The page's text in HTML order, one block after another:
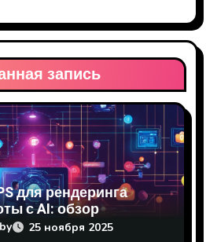
запись
для рендеринга
с AI: обзор
25 ноября 2025